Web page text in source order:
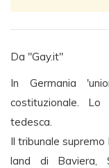
Da "Gay.it"
In Germania
costituzionale.
tedesca.
Il tribunale
land di Baviera,